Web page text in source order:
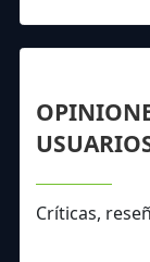
Críticas,